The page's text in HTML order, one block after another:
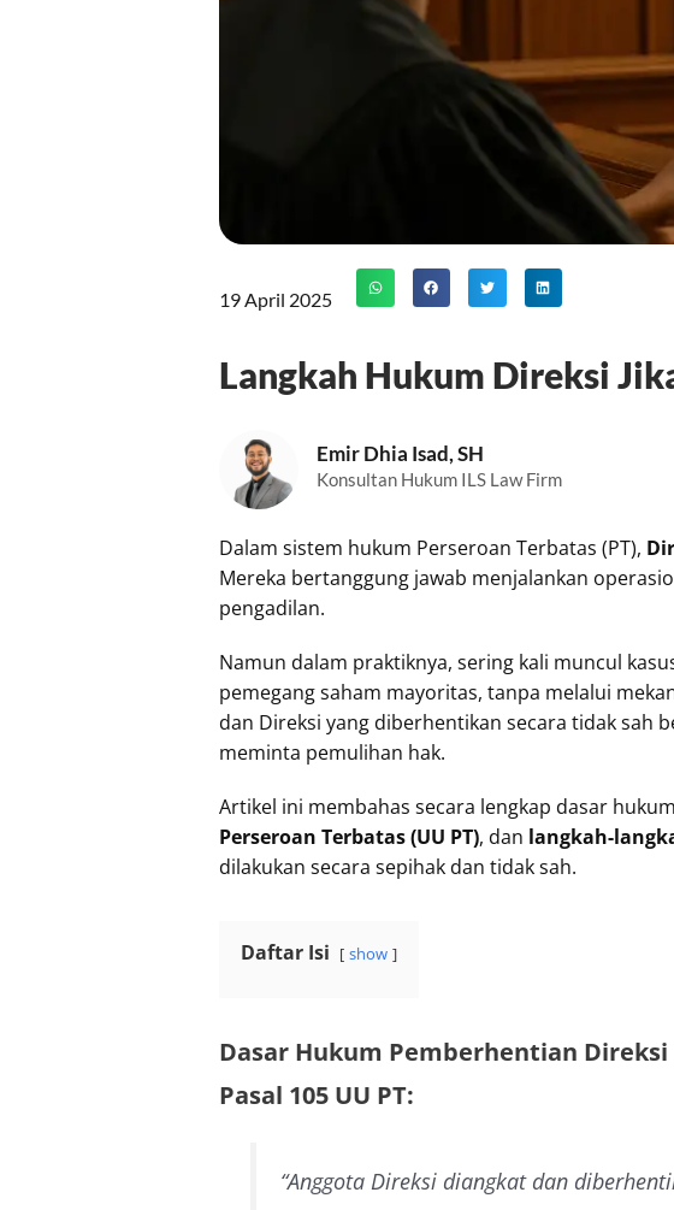
19 April 2025
Langkah Hukum Direksi
Emir Dhia Isad, SH
Konsultan Hukum ILS Law Firm
Dalam sistem hukum Perseroan Terbatas (PT),
Mereka bertanggung jawab menjalankan
pengadilan.
Namun dalam praktiknya, sering kali muncul
pemegang saham mayoritas, tanpa melalui
dan Direksi yang diberhentikan secara tidak sah
meminta pemulihan hak.
Artikel ini membahas secara lengkap dasar
Perseroan Terbatas (UU PT), dan langkah-
dilakukan secara sepihak dan tidak sah.
Daftar Isi show
Dasar Hukum Pemberhentian Direksi
Pasal 105 UU PT:
“Anggota Direksi diangkat dan